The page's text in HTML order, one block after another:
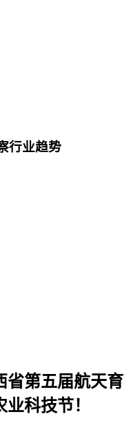
行业趋势
省第五届航天育
科技节！